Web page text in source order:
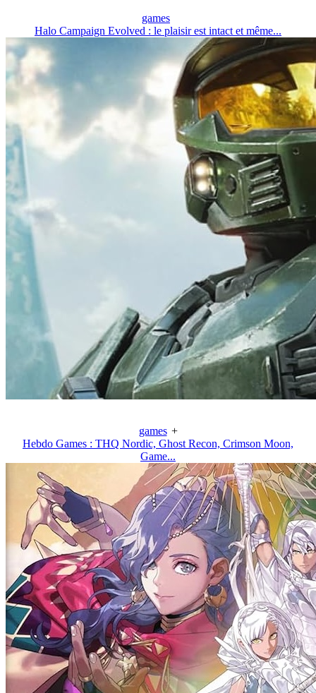
games
Halo Campaign Evolved : le plaisir est intact et même...
games +
Hebdo Games : THQ Nordic, Ghost Recon, Crimson Moon,
Game...